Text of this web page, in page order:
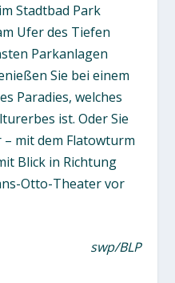
Stadtbad Park
Ufer des Tiefen
Parkanlagen
Sie bei einem
Paradies, welches
ist. Oder Sie
mit dem Flatowturm
Blick in Richtung
Otto-Theater vor
swp/BLP